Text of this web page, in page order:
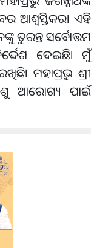
ଆଶ୍ୱସ୍ତିକର। ଏହି
ତୁରନ୍ତ ସର୍ବୋତ୍ତମ
ଦେଇଛି। ମୁଁ
ମହାପ୍ରଭୁ ଶ୍ରୀ
ଆରୋଗ୍ୟ ପାଇଁ